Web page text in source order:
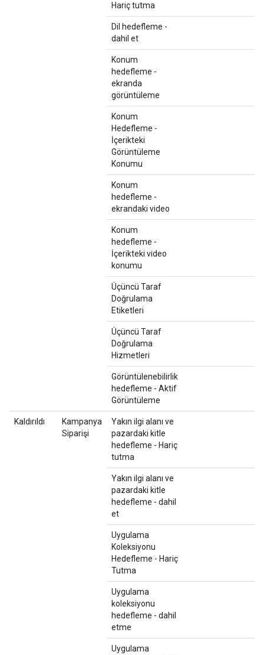
Hariç tutma
Dil hedefleme -
dahil et
Konum
hedefleme -
ekranda
görüntüleme
Konum
Hedefleme -
İçerikteki
Görüntüleme
Konumu
Konum
hedefleme -
ekrandaki video
Konum
hedefleme -
İçerikteki video
konumu
Üçüncü Taraf
Doğrulama
Etiketleri
Üçüncü Taraf
Doğrulama
Hizmetleri
Görüntülenebilirlik
hedefleme - Aktif
Görüntüleme
Kaldırıldı
Kampanya
Siparişi
Yakın ilgi alanı ve
pazardaki kitle
hedefleme - Hariç
tutma
Yakın ilgi alanı ve
pazardaki kitle
hedefleme - dahil
et
Uygulama
Koleksiyonu
Hedefleme - Hariç
Tutma
Uygulama
koleksiyonu
hedefleme - dahil
etme
Uygulama